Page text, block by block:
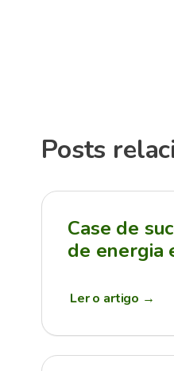
Posts
Case de
de energia
Ler o artigo →